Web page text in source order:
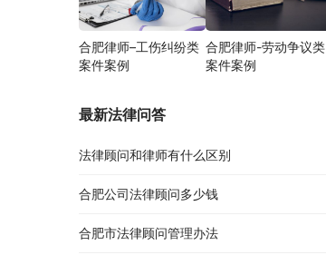
合肥律师–工伤纠纷类
案件案例
合肥律师-劳动争议类
案件案例
最新法律问答
法律顾问和律师有什么区别
合肥公司法律顾问多少钱
合肥市法律顾问管理办法